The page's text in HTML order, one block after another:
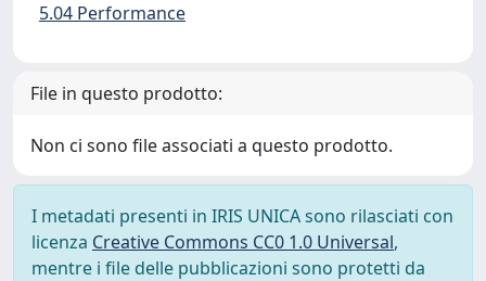
5.04 Performance
File in questo prodotto:
Non ci sono file associati a questo prodotto.
I metadati presenti in IRIS UNICA sono rilasciati con
licenza Creative Commons CC0 1.0 Universal,
mentre i file delle pubblicazioni sono protetti da